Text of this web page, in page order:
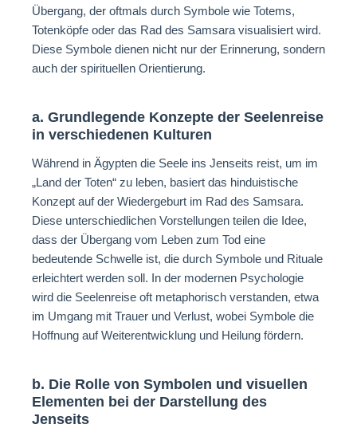
Übergang, der oftmals durch Symbole wie Totems,
Totenköpfe oder das Rad des Samsara visualisiert wird.
Diese Symbole dienen nicht nur der Erinnerung, sondern
auch der spirituellen Orientierung.
a. Grundlegende Konzepte der Seelenreise
in verschiedenen Kulturen
Während in Ägypten die Seele ins Jenseits reist, um im
„Land der Toten“ zu leben, basiert das hinduistische
Konzept auf der Wiedergeburt im Rad des Samsara.
Diese unterschiedlichen Vorstellungen teilen die Idee,
dass der Übergang vom Leben zum Tod eine
bedeutende Schwelle ist, die durch Symbole und Rituale
erleichtert werden soll. In der modernen Psychologie
wird die Seelenreise oft metaphorisch verstanden, etwa
im Umgang mit Trauer und Verlust, wobei Symbole die
Hoffnung auf Weiterentwicklung und Heilung fördern.
b. Die Rolle von Symbolen und visuellen
Elementen bei der Darstellung des
Jenseits